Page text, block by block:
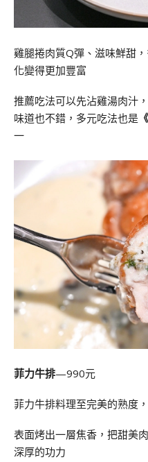
雞腿捲肉質Q彈、滋味鮮甜
化變得更加豐富
推薦吃法可以先沾雞湯肉汁
味道也不錯，多元吃法也是
一
菲力牛排—990元
菲力牛排料理至完美的熟度
表面烤出一層焦香，把甜美
深厚的功力